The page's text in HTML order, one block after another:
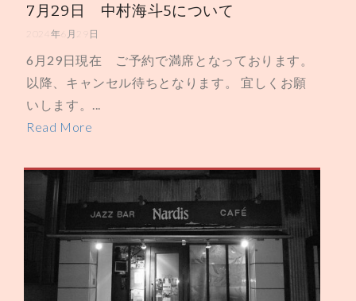
7月29日 中村海斗5について
2024年6月29日
6月29日現在 ご予約で満席となっております。
以降、キャンセル待ちとなります。 宜しくお願
いします。...
Read More